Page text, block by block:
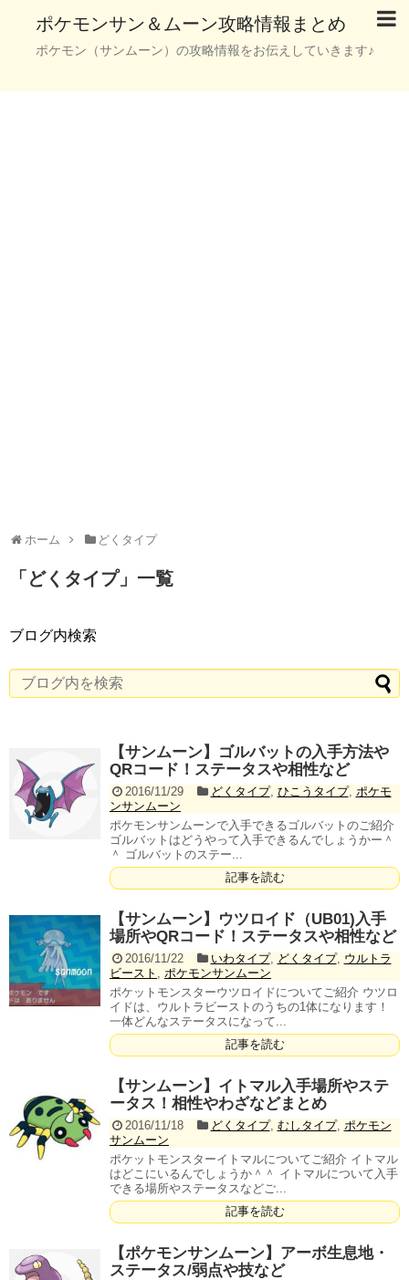
ポケモンサン＆ムーン攻略情報まとめ
ポケモン（サンムーン）の攻略情報をお伝えしていきます♪
ホーム どくタイプ
「 どくタイプ」 一覧
ブログ内検索
【サンムーン】ゴルバットの入手方法や
QRコード！ステータスや相性など
2016/11/29 どくタイプ, ひこうタイプ, ポケモ
ンサンムーン
ポケモンサンムーンで入手できるゴルバットのご紹介
ゴルバットはどうやって入手できるんでしょうかー＾
＾ ゴルバットのステー...
記事を読む
【サンムーン】ウツロイド（UB01)入手
場所やQRコード！ステータスや相性など
2016/11/22 いわタイプ, どくタイプ, ウルトラ
ビースト , ポケモンサンムーン
ポケットモンスターウツロイドについてご紹介 ウツロ
イドは、ウルトラビーストのうちの1体になります！
一体どんなステータスになって...
記事を読む
【サンムーン】イトマル入手場所やステ
ータス！相性やわざなどまとめ
2016/11/18 どくタイプ, むしタイプ, ポケモン
サンムーン
ポケットモンスターイトマルについてご紹介 イトマル
はどこにいるんでしょうか＾＾ イトマルについて入手
できる場所やステータスなどご...
記事を読む
【ポケモンサンムーン】アーボ生息地・
ステータス/弱点や技など